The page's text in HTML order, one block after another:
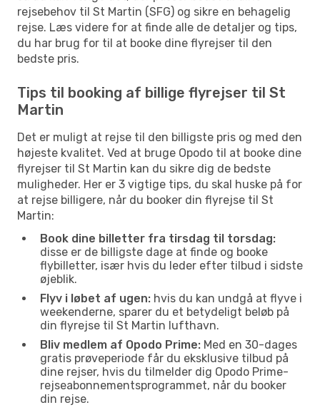
rejsebehov til St Martin (SFG) og sikre en behagelig
rejse. Læs videre for at finde alle de detaljer og tips,
du har brug for til at booke dine flyrejser til den
bedste pris.
Tips til booking af billige flyrejser til St
Martin
Det er muligt at rejse til den billigste pris og med den
højeste kvalitet. Ved at bruge Opodo til at booke dine
flyrejser til St Martin kan du sikre dig de bedste
muligheder. Her er 3 vigtige tips, du skal huske på for
at rejse billigere, når du booker din flyrejse til St
Martin:
Book dine billetter fra tirsdag til torsdag:
disse er de billigste dage at finde og booke
flybilletter, især hvis du leder efter tilbud i sidste
øjeblik.
Flyv i løbet af ugen: hvis du kan undgå at flyve i
weekenderne, sparer du et betydeligt beløb på
din flyrejse til St Martin lufthavn.
Bliv medlem af Opodo Prime: Med en 30-dages
gratis prøveperiode får du eksklusive tilbud på
dine rejser, hvis du tilmelder dig Opodo Prime-
rejseabonnementsprogrammet, når du booker
din rejse.